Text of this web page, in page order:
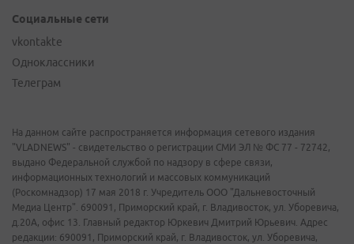
Социальные сети
vkontakte
Одноклассники
Телеграм
На данном сайте распространяется информация сетевого издания
"VLADNEWS" - свидетельство о регистрации СМИ ЭЛ № ФС 77 - 72742,
выдано Федеральной службой по надзору в сфере связи,
информационных технологий и массовых коммуникаций
(Роскомнадзор) 17 мая 2018 г. Учредитель ООО "Дальневосточный
Медиа Центр". 690091, Приморский край, г. Владивосток, ул. Уборевича,
д.20А, офис 13. Главный редактор Юркевич Дмитрий Юрьевич. Адрес
редакции: 690091, Приморский край, г. Владивосток, ул. Уборевича,